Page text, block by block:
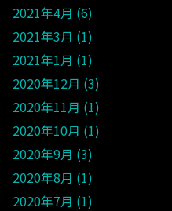
2021年4月 6
2021年3月 1
2021年1月 1
2020年12月 3
2020年11月 1
2020年10月 1
2020年9月 3
2020年8月 1
2020年7月 1